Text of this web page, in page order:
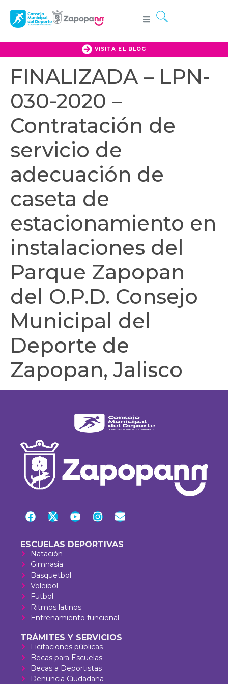
VISITA EL BLOG
FINALIZADA – LPN-
030-2020 –
Contratación de
servicio de
adecuación de
caseta de
estacionamiento en
instalaciones del
Parque Zapopan
del O.P.D. Consejo
Municipal del
Deporte de
Zapopan, Jalisco
ESCUELAS DEPORTIVAS
Natación
Gimnasia
Basquetbol
Voleibol
Futbol
Ritmos latinos
Entrenamiento funcional
TRÁMITES Y SERVICIOS
Licitaciones públicas
Becas para Escuelas
Becas a Deportistas
Denuncia Ciudadana